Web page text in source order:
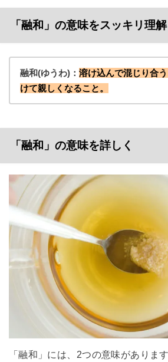
「融和」の意味をスッキリ理解
融和(ゆうわ)： 溶け込んで混じり合
けて親しくなること。
「融和」の意味を詳しく
「融和」には、2つの意味があります